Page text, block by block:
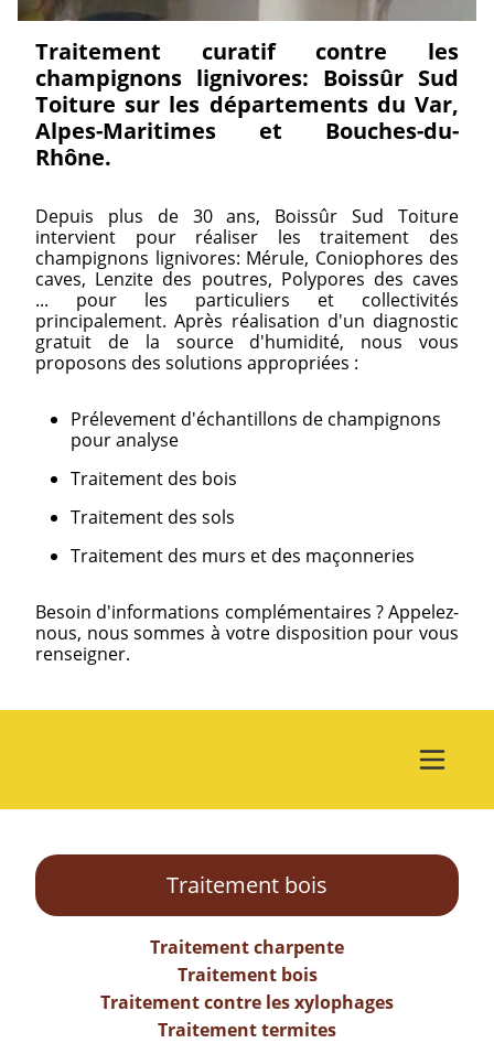
Traitement curatif contre les
champignons lignivores: Boissûr Sud
Toiture sur les départements du Var,
Alpes-Maritimes et Bouches-du-
Rhône.
Depuis plus de 30 ans, Boissûr Sud Toiture
intervient pour réaliser les traitement des
champignons lignivores: Mérule, Coniophores des
caves, Lenzite des poutres, Polypores des caves
... pour les particuliers et collectivités
principalement. Après réalisation d'un diagnostic
gratuit de la source d'humidité, nous vous
proposons des solutions appropriées :
Prélevement d'échantillons de champignons
pour analyse
Traitement des bois
Traitement des sols
Traitement des murs et des maçonneries
Besoin d'informations complémentaires ? Appelez-
nous, nous sommes à votre disposition pour vous
renseigner.
Traitement bois
Traitement charpente
Traitement bois
Traitement contre les xylophages
Traitement termites